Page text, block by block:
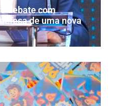
debate com
de uma nova